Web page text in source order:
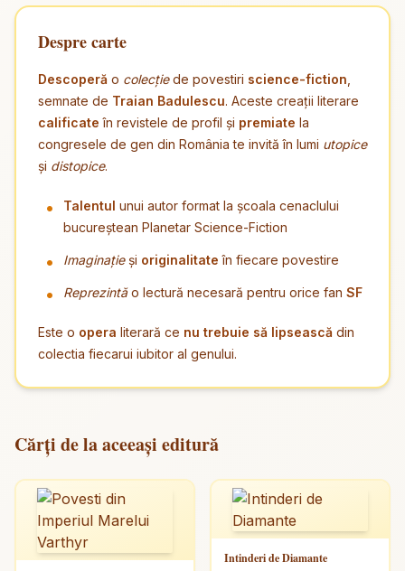
Despre carte
Descoperă o colecțiede povestiri science-fiction
semnate de Traian Badulescu. Aceste creații literare
calificate în revistele de profil și premiate la
congresele de gen din România te invită în lumi utopice
și distopice.
Talentul unui autor format la școala cenaclului
bucureștean Planetar Science-Fiction
Imaginațieși originalitate în fiecare povestire
Reprezintăo lectură necesară pentru orice fan SF
Este o opera literară ce nu trebuie să lipsească din
colectia fiecarui iubitor al genului.
Cărți de la aceeași editură
Intinderi de Diamante